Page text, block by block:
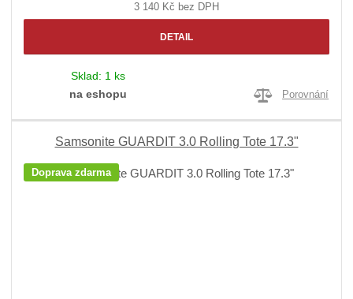
3 140 Kč bez DPH
DETAIL
Sklad: 1 ks
na eshopu
Porovnání
Samsonite GUARDIT 3.0 Rolling Tote 17.3"
Doprava zdarma